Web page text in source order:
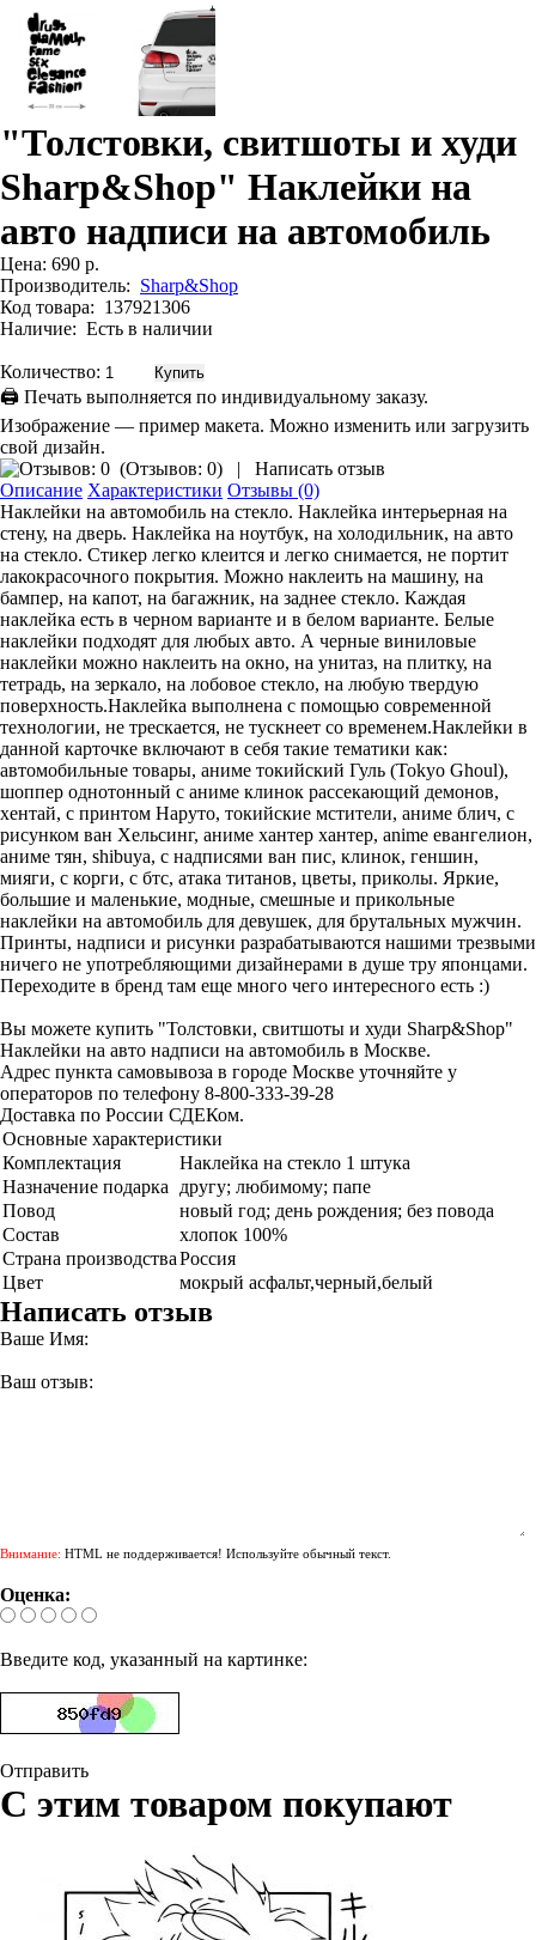
"Толстовки, свитшоты и худи
Sharp&Shop" Наклейки на
авто надписи на автомобиль
Цена: 690 р.
Производитель: Sharp&Shop
Код товара: 137921306
Наличие: Есть в наличии
Количество:
🖨 Печать выполняется по индивидуальному заказу.
Изображение — пример макета. Можно изменить или загрузить
свой дизайн.
(Отзывов: 0) |
Написать отзыв
Описание Характеристики Отзывы (0)
Наклейки на автомобиль на стекло. Наклейка интерьерная на
стену, на дверь. Наклейка на ноутбук, на холодильник, на авто
на стекло. Стикер легко клеится и легко снимается, не портит
лакокрасочного покрытия. Можно наклеить на машину, на
бампер, на капот, на багажник, на заднее стекло. Каждая
наклейка есть в черном варианте и в белом варианте. Белые
наклейки подходят для любых авто. А черные виниловые
наклейки можно наклеить на окно, на унитаз, на плитку, на
тетрадь, на зеркало, на лобовое стекло, на любую твердую
поверхность.Наклейка выполнена с помощью современной
технологии, не трескается, не тускнеет со временем.Наклейки в
данной карточке включают в себя такие тематики как:
автомобильные товары, аниме токийский Гуль (Tokyo Ghoul),
шоппер однотонный с аниме клинок рассекающий демонов,
хентай, с принтом Наруто, токийские мстители, аниме блич, с
рисунком ван Хельсинг, аниме хантер хантер, anime евангелион,
аниме тян, shibuya, с надписями ван пис, клинок, геншин,
мияги, с корги, с бтс, атака титанов, цветы, приколы. Яркие,
большие и маленькие, модные, смешные и прикольные
наклейки на автомобиль для девушек, для брутальных мужчин.
Принты, надписи и рисунки разрабатываются нашими трезвыми
ничего не употребляющими дизайнерами в душе тру японцами.
Переходите в бренд там еще много чего интересного есть :)
Вы можете купить "Толстовки, свитшоты и худи Sharp&Shop"
Наклейки на авто надписи на автомобиль в Москве.
Адрес пункта самовывоза в городе Москве уточняйте у
операторов по телефону 8-800-333-39-28
Доставка по России СДЕКом.
Основные характеристики
Комплектация
Наклейка на стекло 1 штука
Назначение подарка
другу; любимому; папе
Повод
новый год; день рождения; без повода
Состав
хлопок 100%
Страна производстваРоссия
Цвет
мокрый асфальт,черный,белый
Написать отзыв
Ваше Имя:
Ваш отзыв:
Внимание: HTML не поддерживается! Используйте обычный текст.
Оценка:
Введите код, указанный на картинке:
Отправить
С этим товаром покупают